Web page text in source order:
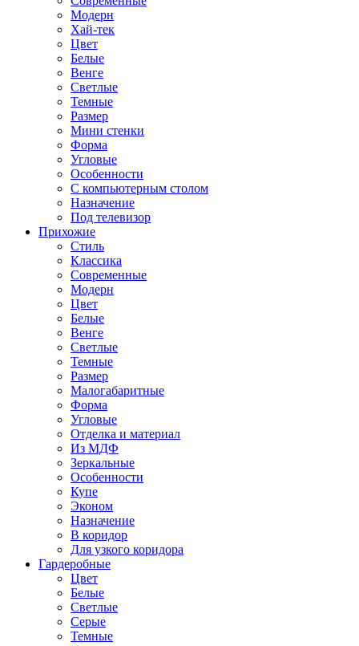
Модерн
Хай-тек
Цвет
Белые
Венге
Светлые
Темные
Размер
Мини стенки
Форма
Угловые
Особенности
С компьютерным столом
Назначение
Под телевизор
Прихожие
Стиль
Классика
Современные
Модерн
Цвет
Белые
Венге
Светлые
Темные
Размер
Малогабаритные
Форма
Угловые
Отделка и материал
Из МДФ
Зеркальные
Особенности
Купе
Эконом
Назначение
В коридор
Для узкого коридора
Гардеробные
Цвет
Белые
Светлые
Серые
Темные